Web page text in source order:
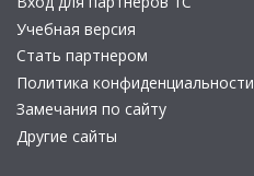
Учебная версия
Стать партнером
Политика конфиденциальности
Замечания по сайту
Другие сайты